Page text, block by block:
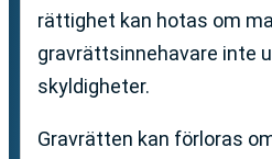
rättighet kan hotas om
gravrättsinnehavare inte
skyldigheter.
Gravrätten kan förloras